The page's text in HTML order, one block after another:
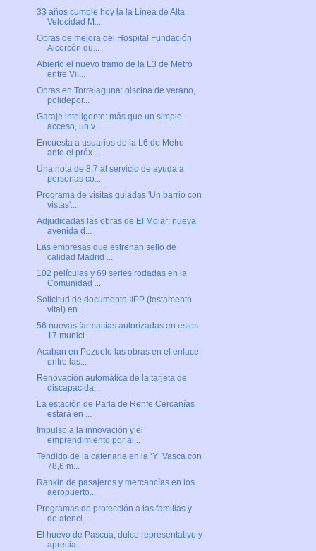
33 años cumple hoy la la Línea de Alta
Velocidad M...
Obras de mejora del Hospital Fundación
Alcorcón du...
Abierto el nuevo tramo de la L3 de Metro
entre Vil...
Obras en Torrelaguna: piscina de verano,
polidepor...
Garaje inteligente: más que un simple
acceso, un v...
Encuesta a usuarios de la L6 de Metro
ante el próx...
Una nota de 8,7 al servicio de ayuda a
personas co...
Programa de visitas guiadas 'Un barrio con
vistas'...
Adjudicadas las obras de El Molar: nueva
avenida d...
Las empresas que estrenan sello de
calidad Madrid ...
102 películas y 69 series rodadas en la
Comunidad ...
Solicitud de documento IIPP (testamento
vital) en ...
56 nuevas farmacias autorizadas en estos
17 munici...
Acaban en Pozuelo las obras en el enlace
entre las...
Renovación automática de la tarjeta de
discapacida...
La estación de Parla de Renfe Cercanías
estará en ...
Impulso a la innovación y el
emprendimiento por al...
Tendido de la catenaria en la ‘Y’ Vasca con
78,6 m...
Rankin de pasajeros y mercancías en los
aeropuerto...
Programas de protección a las familias y
de atenci...
El huevo de Pascua, dulce representativo y
aprecia...